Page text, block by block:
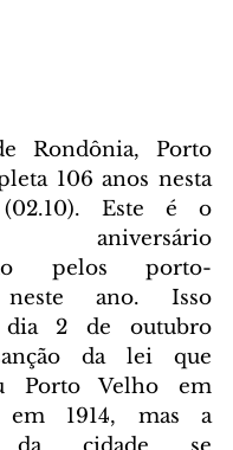
Rondônia, Porto
106 anos nesta
(02.10). Este é o
aniversário
pelos porto-
neste ano. Isso
2 de outubro
da lei que
Porto Velho em
em 1914, mas a